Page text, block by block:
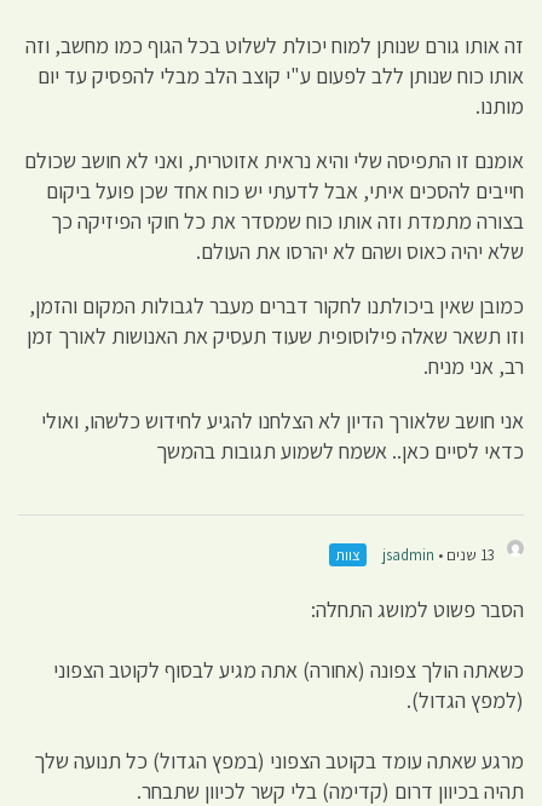
זה אותו גורם שנותן למוח יכולת לשלוט בכל הגוף כמו מחשב, וזה
אותו כוח שנותן ללב לפעום ע"י קוצב הלב מבלי להפסיק עד יום
מותנו.
אומנם זו התפיסה שלי והיא נראית אזוטרית, ואני לא חושב שכולם
חייבים להסכים איתי, אבל לדעתי יש כוח אחד שכן פועל ביקום
בצורה מתמדת וזה אותו כוח שמסדר את כל חוקי הפיזיקה כך
שלא יהיה כאוס ושהם לא יהרסו את העולם.
כמובן שאין ביכולתנו לחקור דברים מעבר לגבולות המקום והזמן,
וזו תשאר שאלה פילוסופית שעוד תעסיק את האנושות לאורך זמן
רב, אני מניח.
אני חושב שלאורך הדיון לא הצלחנו להגיע לחידוש כלשהו, ואולי
כדאי לסיים כאן.. אשמח לשמוע תגובות בהמשך
13 שנים • jsadmin צוות
הסבר פשוט למושג התחלה:
כשאתה הולך צפונה (אחורה) אתה מגיע לבסוף לקוטב הצפוני
(למפץ הגדול).
מרגע שאתה עומד בקוטב הצפוני (במפץ הגדול) כל תנועה שלך
תהיה בכיוון דרום (קדימה) בלי קשר לכיוון שתבחר.